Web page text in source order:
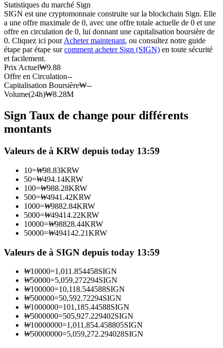
Copie de Trading
Rejoignez les meilleurs traders
Devenez un trader de copie
Profitez du partage des bénéfices et des commissions de copy
Statistiques du marché Sign
SIGN est une cryptomonnaie construite sur la blockchain Sign. Elle
a une offre maximale de 0, avec une offre totale actuelle de 0 et une
offre en circulation de 0, lui donnant une capitalisation boursière de
0. Cliquez ici pourAcheter maintenant, ou consultez notre guide
étape par étape surcomment acheter Sign (SIGN) en toute sécurité
et facilement.
Prix Actuel₩9.88
Offre en Circulation--
Capitalisation Boursière₩--
Volume(24h)₩8.28M
Sign Taux de change pour différents
montants
Valeurs de à KRW depuis today 13:59
10=₩98.83KRW
50=₩494.14KRW
100=₩988.28KRW
500=₩4941.42KRW
1000=₩9882.84KRW
5000=₩49414.22KRW
10000=₩98828.44KRW
50000=₩494142.21KRW
Valeurs de à SIGN depuis today 13:59
₩10000=1,011.854458SIGN
₩50000=5,059.272294SIGN
₩100000=10,118.544588SIGN
₩500000=50,592.72294SIGN
₩1000000=101,185.44588SIGN
₩5000000=505,927.229402SIGN
₩10000000=1,011,854.458805SIGN
₩50000000=5,059,272.294028SIGN